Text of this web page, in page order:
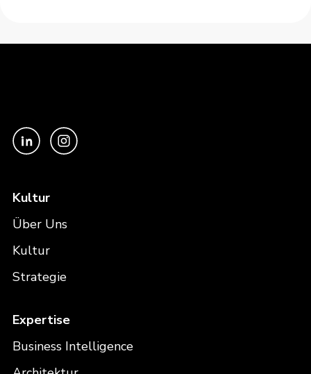
Kultur
Über Uns
Kultur
Strategie
Expertise
Business Intelligence